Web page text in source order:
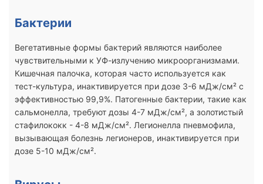
Бактерии
Вегетативные формы бактерий являются наиболее
чувствительными к УФ-излучению микроорганизмами.
Кишечная палочка, которая часто используется как
тест-культура, инактивируется при дозе 3-6 мДж/см² с
эффективностью 99,9%. Патогенные бактерии, такие как
сальмонелла, требуют дозы 4-7 мДж/см², а золотистый
стафилококк - 4-8 мДж/см². Легионелла пневмофила,
вызывающая болезнь легионеров, инактивируется при
дозе 5-10 мДж/см².